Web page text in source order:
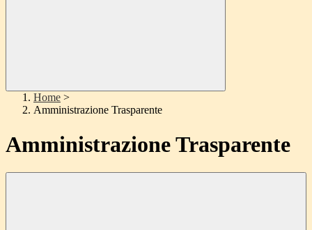
Home >
Amministrazione Trasparente
Amministrazione Trasparente